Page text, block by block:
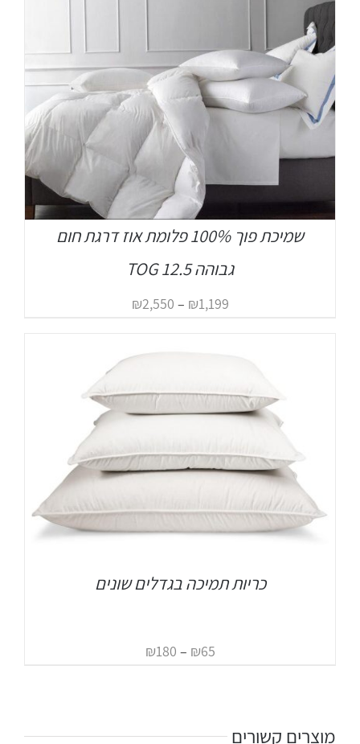
שמיכת פוך 100% פלומת אוז דרגת חום
גבוהה TOG 12.5
₪1,199
–
₪2,550
כריות תמיכה בגדלים שונים
₪65
–
₪180
מוצרים קשורים